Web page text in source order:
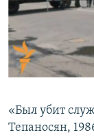
Все сайты
«Был убит
Тепаносян,